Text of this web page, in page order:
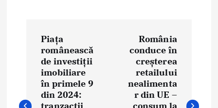
Piața
românească
de investiții
imobiliare
în primele 9
din 2024:
tranzacții
România
conduce în
creșterea
retailului
nealimenta
r din UE –
consum la